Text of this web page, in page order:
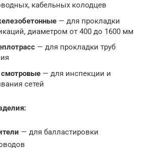
кабельных колодцев
— для прокладки
диаметром от 400 до 1600 мм
— для прокладки труб
— для инспекции и
сетей
— для балластировки